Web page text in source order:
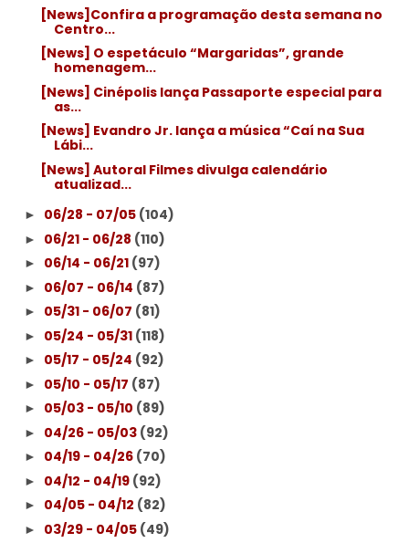
[News]Confira a programação desta semana no
Centro...
[News] O espetáculo “Margaridas”, grande
homenagem...
[News] Cinépolis lança Passaporte especial para
as...
[News] Evandro Jr. lança a música “Caí na Sua
Lábi...
[News] Autoral Filmes divulga calendário
atualizad...
► 06/28 - 07/05 (104)
► 06/21 - 06/28 (110)
► 06/14 - 06/21 (97)
► 06/07 - 06/14 (87)
► 05/31 - 06/07 (81)
► 05/24 - 05/31 (118)
► 05/17 - 05/24 (92)
► 05/10 - 05/17 (87)
► 05/03 - 05/10 (89)
► 04/26 - 05/03 (92)
► 04/19 - 04/26 (70)
► 04/12 - 04/19 (92)
► 04/05 - 04/12 (82)
► 03/29 - 04/05 (49)